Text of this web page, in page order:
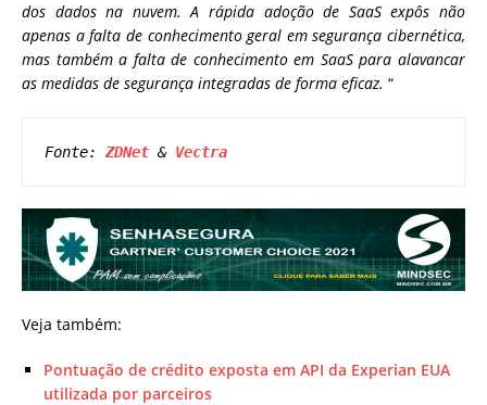
dos dados na nuvem. A rápida adoção de SaaS expôs não
apenas a falta de conhecimento geral em segurança cibernética,
mas também a falta de conhecimento em SaaS para alavancar
as medidas de segurança integradas de forma eficaz. “
Fonte: ZDNet & Vectra
Veja também:
Pontuação de crédito exposta em API da Experian EUA
utilizada por parceiros